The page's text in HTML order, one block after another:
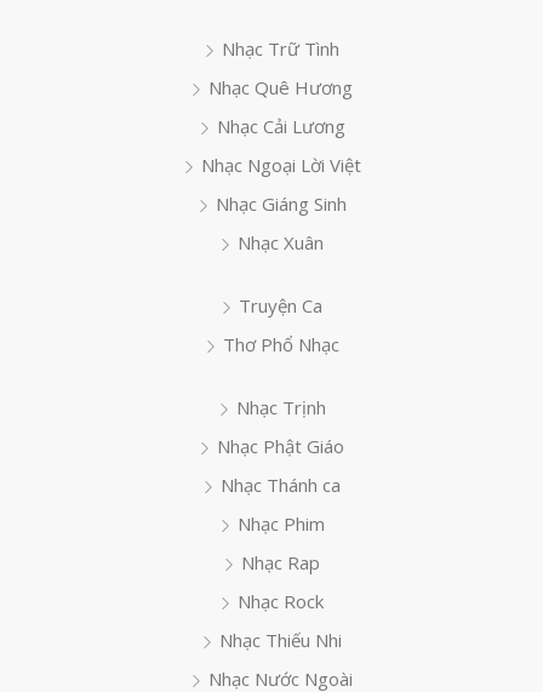
Nhạc Trữ Tình
Nhạc Quê Hương
Nhạc Cải Lương
Nhạc Ngoại Lời Việt
Nhạc Giáng Sinh
Nhạc Xuân
Truyện Ca
Thơ Phổ Nhạc
Nhạc Trịnh
Nhạc Phật Giáo
Nhạc Thánh ca
Nhạc Phim
Nhạc Rap
Nhạc Rock
Nhạc Thiếu Nhi
Nhạc Nước Ngoài